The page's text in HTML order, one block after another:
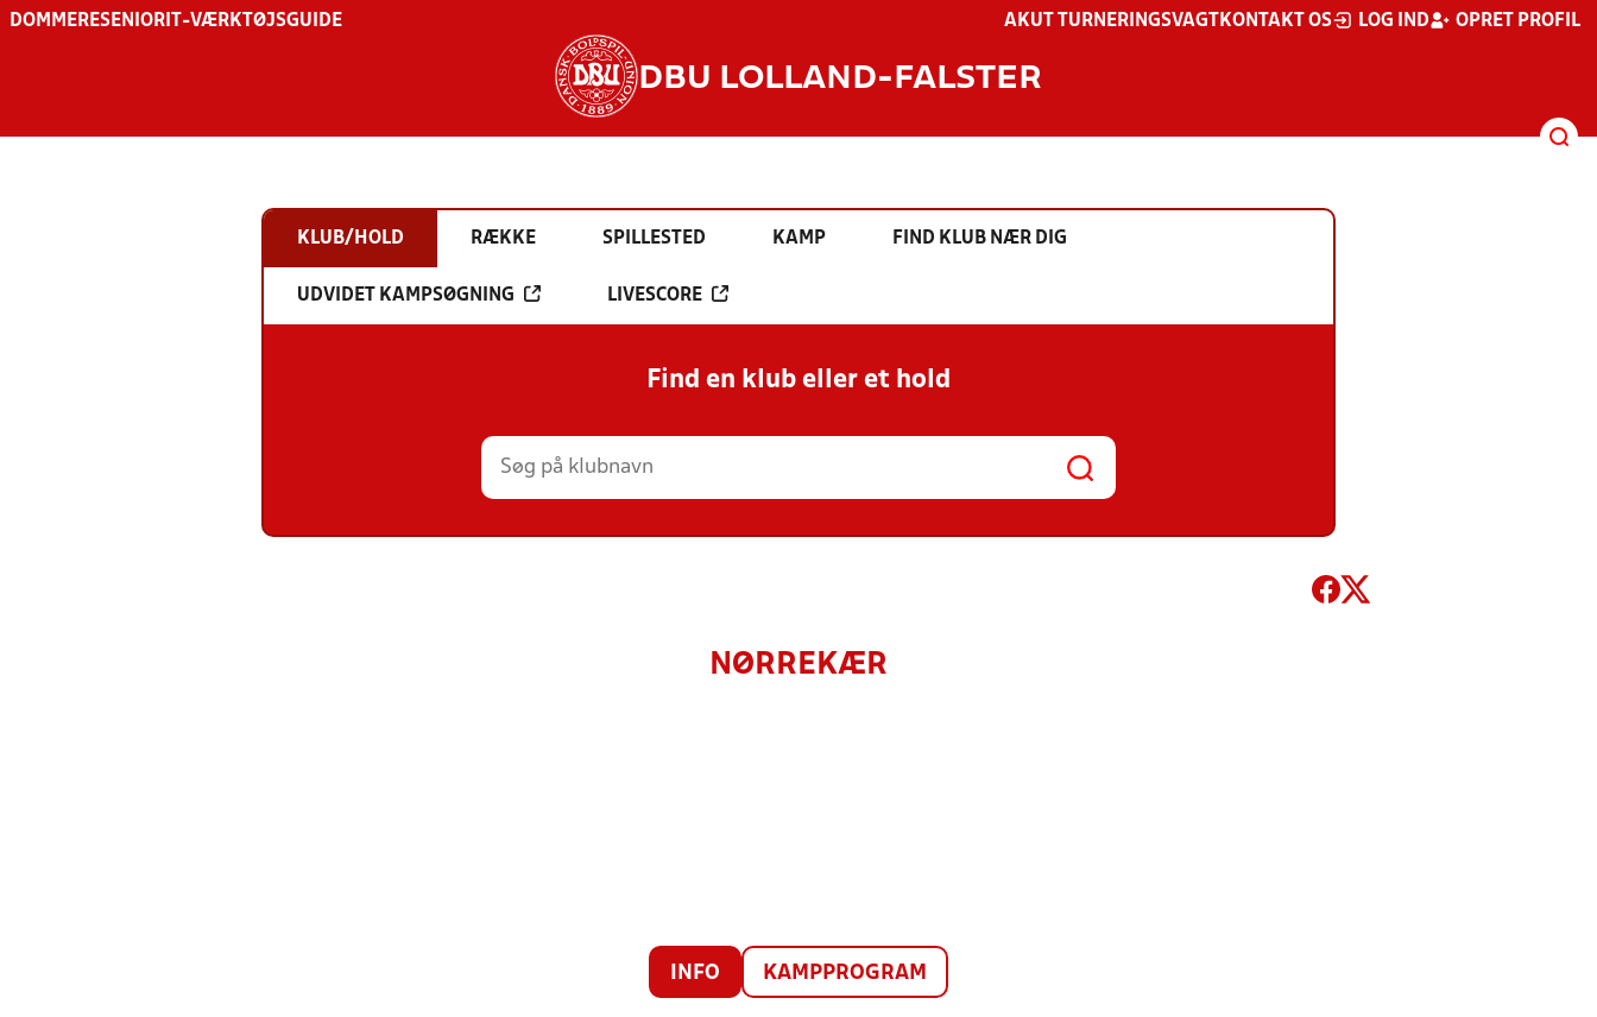
DOMMERESENIOR IT-VÆRKTØJSGUIDE AKUT TURNERINGSVAGT KONTAKT OS LOG IND OPRET PROFIL
DBU LOLLAND-FALSTER
KLUB/HOLD RÆKKE SPILLESTED KAMP FIND KLUB NÆR DIG
UDVIDET KAMPSØGNING LIVESCORE
Find en klub eller et hold
NØRREKÆR
INFO KAMPPROGRAM